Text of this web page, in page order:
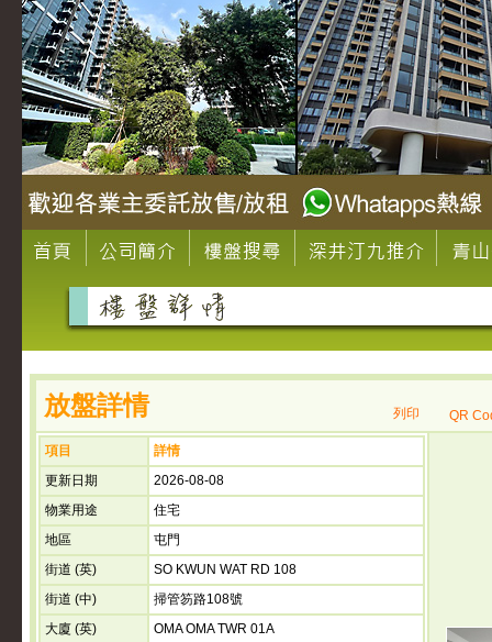
放盤詳情 列印 QR
項目
詳情
更新日期
2026-08-08
物業用途
住宅
地區
屯門
街道 (英)
SO KWUN WAT RD 108
街道 (中)
掃管笏路108號
大廈 (英)
OMA OMA TWR 01A